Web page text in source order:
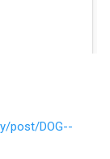
post/DOG--